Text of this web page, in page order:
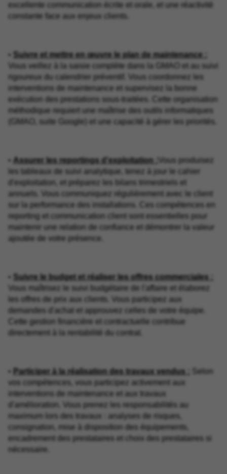
excellente communication écrite et orale, et une réactivité
constante face aux enjeux clients.
•
Suivre et mettre en œuvre le plan de maintenance :
Vous veillez à la saisie complète dans la GMAO et au suivi
rigoureux du calendrier préventif. Vous coordonnez les
interventions de maintenance et supervisez la bonne
exécution des prestations sous-traitées. Cette organisation
méthodique requiert une maîtrise des outils informatiques
(GMAO, suite Google) et une capacité à gérer les priorités.
• Assurer les reportings d'exploitation :
Vous produisez
les tableaux de suivi analytique, tenez à jour le cahier
d'exploitation, et préparez les bilans trimestriels et
annuels. Vous communiquez régulièrement avec le client
sur la performance des installations. Ces compétences en
reporting et communication client sont essentielles pour
maintenir une relation de confiance et démontrer la valeur
ajoutée de votre présence.
•
Suivre le budget et réaliser les offres commerciales :
Vous maîtrisez le suivi budgétaire de l'affaire et élaborez
les offres de prix aux clients. Vous participez aux
demandes d'achat et approuvez celles de votre équipe.
Cette gestion financière et contractuelle contribue
directement à la rentabilité du contrat.
• Participer à la réalisation des travaux vendus :
Selon
vos compétences, vous participez activement aux
interventions de maintenance et aux travaux
d'amélioration. Vous prenez les responsabilités au
maximum lors des travaux : analyses de risques,
consignation, mise à disposition des équipements,
encadrement des prestataires et choix des prestataires si
nécessaire.